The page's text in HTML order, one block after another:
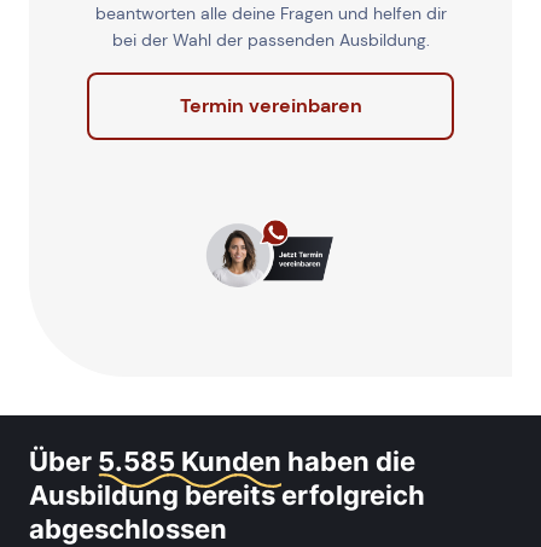
beantworten alle deine Fragen und helfen dir
bei der Wahl der passenden Ausbildung.
Termin vereinbaren
Über 5.585 Kunden haben die
Ausbildung bereits erfolgreich
abgeschlossen